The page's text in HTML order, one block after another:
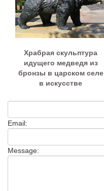
Храбрая скульптура
идущего медведя из
бронзы в царском селе
в искусстве
Email:
Message: